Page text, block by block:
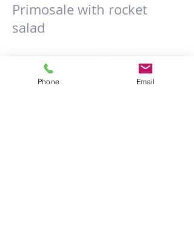
Primosale with rocket
salad
Phone Email